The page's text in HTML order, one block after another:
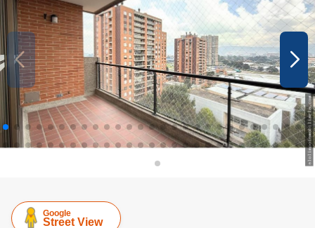
Google
Street View